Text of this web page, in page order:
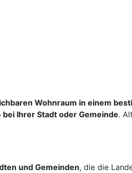
Wohnraum in einem
bei Ihrer Stadt oder Gemeinde.
und Gemeinden, die die